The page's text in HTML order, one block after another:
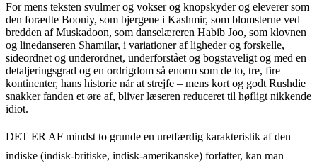
For mens teksten svulmer og vokser og knopskyder og eleverer som
den forædte Booniy, som bjergene i Kashmir, som blomsterne ved
bredden af Muskadoon, som danselæreren Habib Joo, som klovnen
og linedanseren Shamilar, i variationer af ligheder og forskelle,
sideordnet og underordnet, underforstået og bogstaveligt og med en
detaljeringsgrad og en ordrigdom så enorm som de to, tre, fire
kontinenter, hans historie når at strejfe – mens kort og godt Rushdie
snakker fanden et øre af, bliver læseren reduceret til høfligt nikkende
idiot.
DET ER AF mindst to grunde en uretfærdig karakteristik af den
indiske (indisk-britiske, indisk-amerikanske) forfatter, kan man